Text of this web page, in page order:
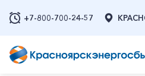
+7-800-700-24-57